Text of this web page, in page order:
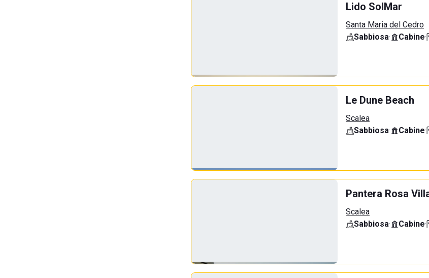
Lido SolMar
Santa Maria del Cedro
Sabbiosa· Cabine·
Le Dune Beach
Scalea
Sabbiosa· Cabine·
Pantera Rosa
Scalea
Sabbiosa· Cabine·